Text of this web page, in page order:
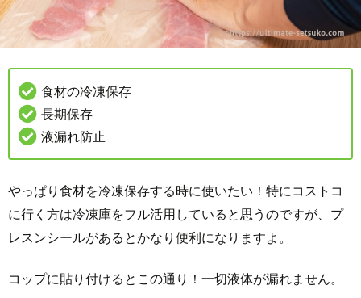
食材の冷凍保存
長期保存
液漏れ防止
やっぱり食材を冷凍保存する時に使いたい！特にコストコ
に行く方は冷凍庫をフル活用していると思うのですが、プ
レスンシールがあるとかなり便利になりますよ。
コップに貼り付けるとこの通り！一切液体が漏れません。